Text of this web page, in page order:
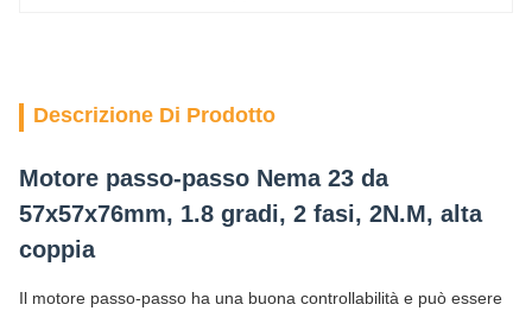
Descrizione Di Prodotto
Motore passo-passo Nema 23 da
57x57x76mm, 1.8 gradi, 2 fasi, 2N.M, alta
coppia
Il motore passo-passo ha una buona controllabilità e può essere